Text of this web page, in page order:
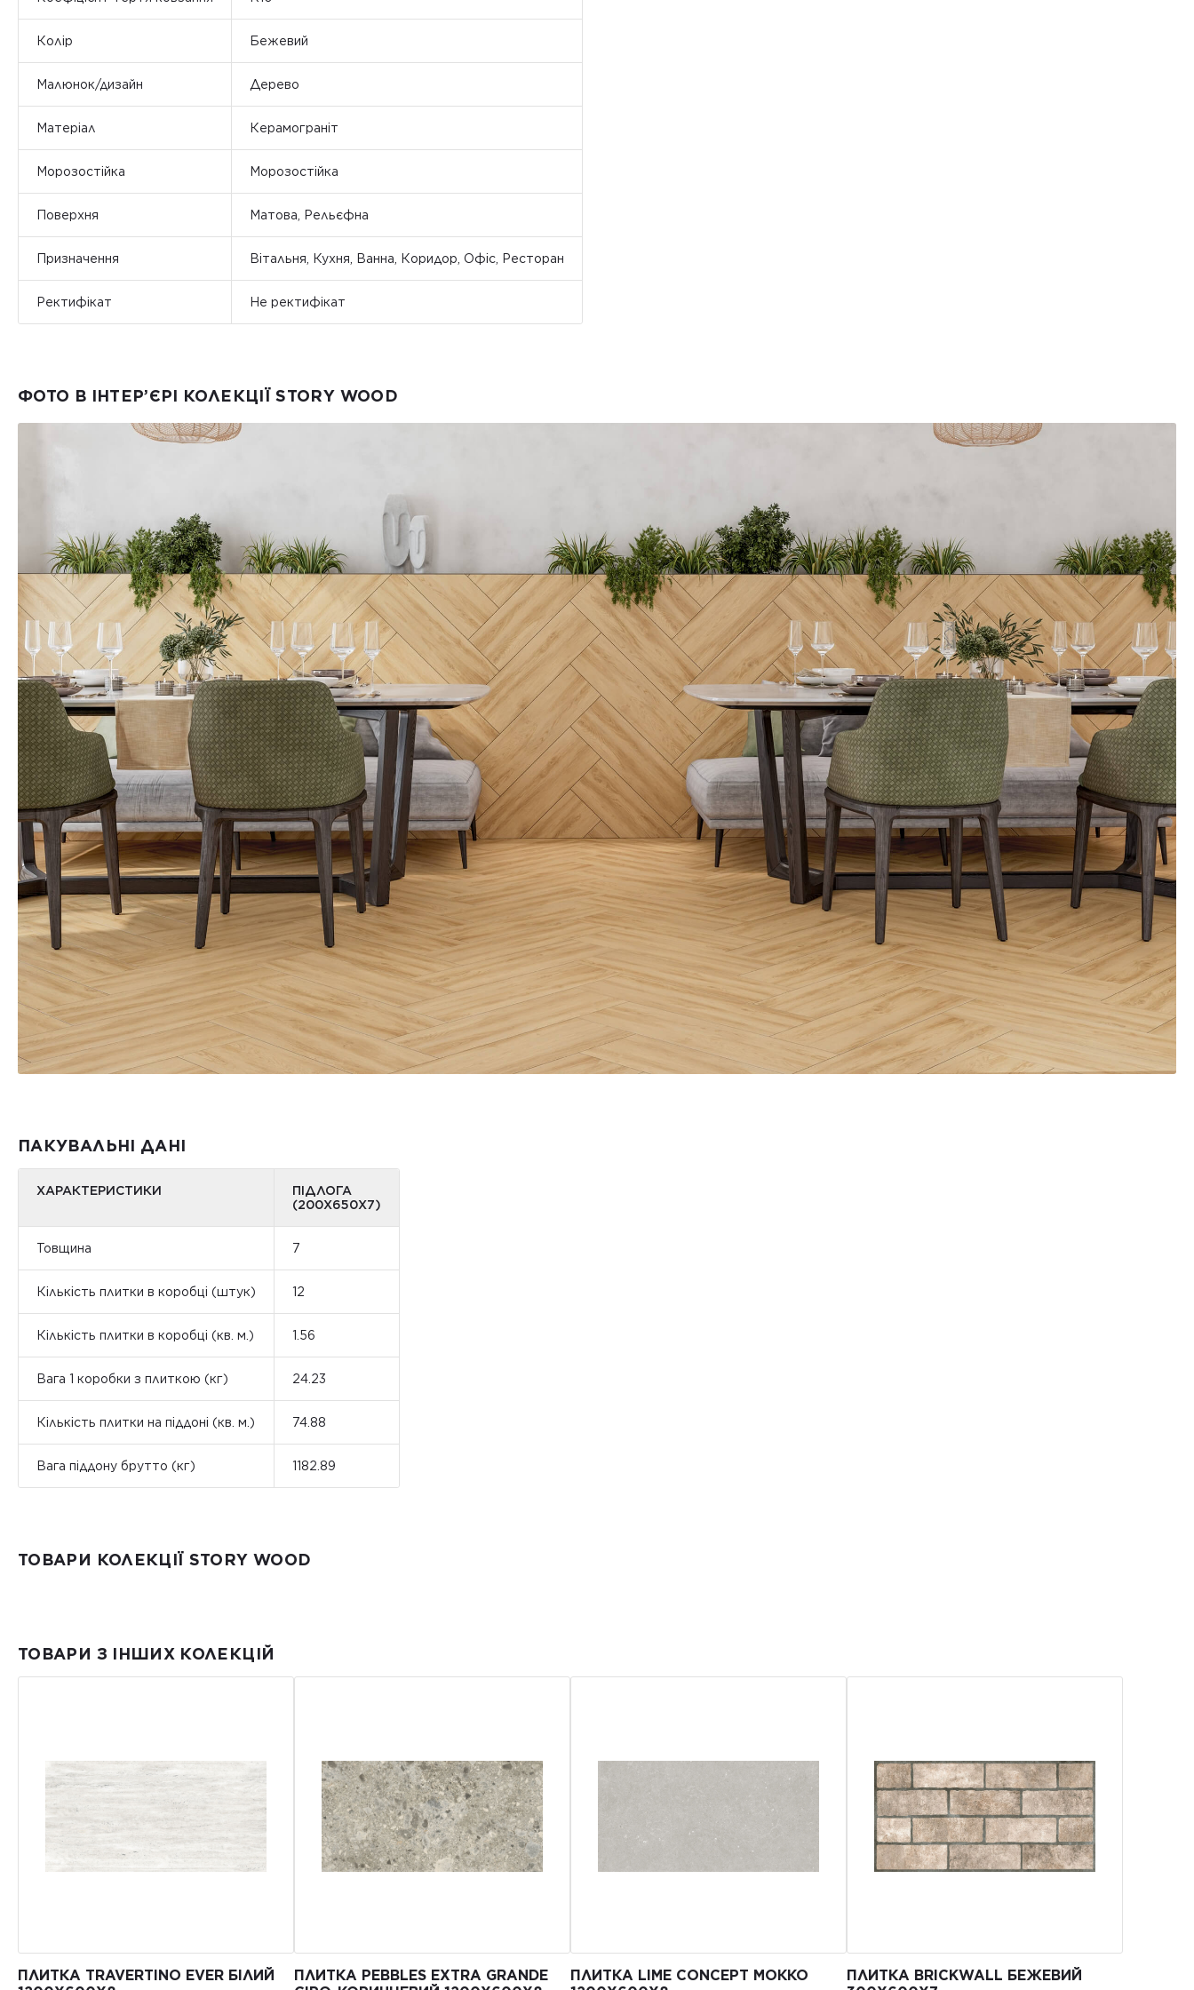
Колір Бежевий
Малюнок/дизайн Дерево
Матеріал Керамограніт
Морозостійка Морозостійка
Поверхня Матова, Рельєфна
Призначення Вітальня, Кухня, Ванна, Коридор, Офіс, Ресторан
Ректифікат Не ректифікат
ФОТО В ІНТЕР’ЄРІ КОЛЕКЦІЇ STORY WOOD
ПАКУВАЛЬНІ ДАНІ
ХАРАКТЕРИСТИКИ
ПІДЛОГА
(200Х650X7)
Товщина 7
Кількість плитки в коробці (штук) 12
Кількість плитки в коробці (кв. м.) 1.56
Вага 1 коробки з плиткою (кг) 24.23
Кількість плитки на піддоні (кв. м.) 74.88
Вага піддону брутто (кг) 1182.89
ТОВАРИ КОЛЕКЦІЇ STORY WOOD
ТОВАРИ З ІНШИХ КОЛЕКЦІЙ
ПЛИТКА TRAVERTINO EVER БІЛИЙ
ПЛИТКА PEBBLES EXTRA GRANDE
ПЛИТКА LIME CONCEPT МОККО
ПЛИТКА BRICKWALL БЕЖЕВИЙ